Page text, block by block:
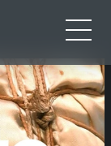
IT
EN
FR